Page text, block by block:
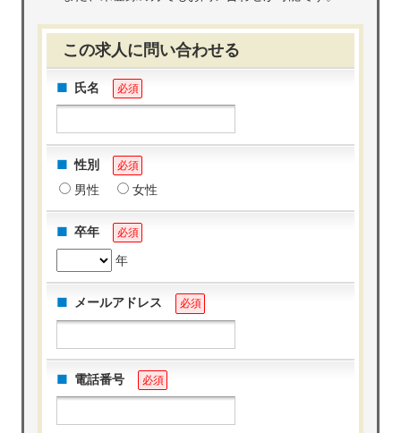
この求人に問い合わせる
氏名 必須
性別 必須
男性 女性
卒年 必須
年
メールアドレス 必須
電話番号 必須